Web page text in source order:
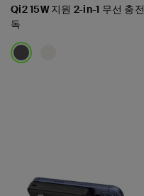
Qi2 15W 지원 2-in-1 무선 충전
독